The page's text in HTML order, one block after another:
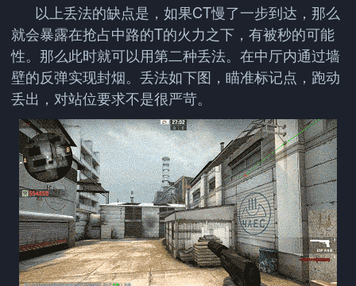
以上丢法的缺点是，如果CT慢了一步到达，那么
就会暴露在抢占中路的T的火力之下，有被秒的可能
性。那么此时就可以用第二种丢法。在中厅内通过墙
壁的反弹实现封烟。丢法如下图，瞄准标记点，跑动
丢出，对站位要求不是很严苛。